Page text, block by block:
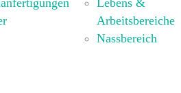
Lebens &
Arbeitsbereiche
Nassbereich